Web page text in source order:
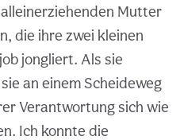
Mutter
die ihre zwei kleinen
jongliert. Als sie
an einem Scheideweg
Verantwortung sich wie
Ich konnte die